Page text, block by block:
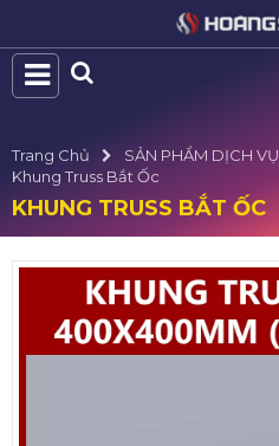
Trang Chủ SẢN PHẨM DỊCH VỤ
Khung Truss Bắt Ốc
KHUNG TRUSS BẮT ỐC